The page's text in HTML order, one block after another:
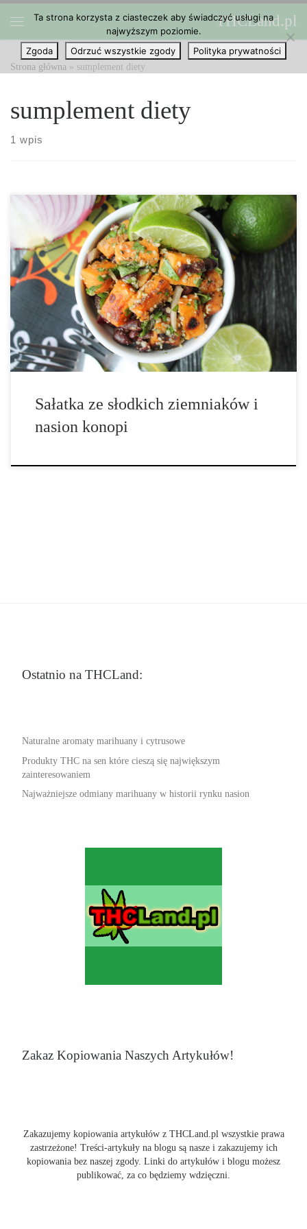
Przejdź do treści THCLand.pl
Strona główna » sumplement diety
sumplement diety
1 wpis
Dzięki rosnącej popularności konopi jako suplementu diety,
znalezienie ich w sklepie już od dawna nie sprawia trudności.
Coraz więcej sklepów spożywczych spełnia wymagania klientów i
dodaje łuskane nasiona konopi do swojej oferty produktów
żywieniowych. Nasiona konopi są doskonałym źródłem białka,
Sałatka ze słodkich ziemniaków i
nasion konopi
Ostatnio na THCLand:
Naturalne aromaty marihuany i cytrusowe
Produkty THC na sen które cieszą się największym
zainteresowaniem
Najważniejsze odmiany marihuany w historii rynku nasion
Zakaz Kopiowania Naszych Artykułów!
Zakazujemy kopiowania artykułów z THCLand.pl wszystkie prawa
zastrzeżone! Treści-artykuły na blogu są nasze i zakazujemy ich
kopiowania bez naszej zgody. Linki do artykułów i blogu możesz
publikować, za co będziemy wdzięczni.
Ta strona korzysta z ciasteczek aby świadczyć usługi na
najwyższym poziomie.
Zgoda
Odrzuć wszystkie zgody Polityka prywatności